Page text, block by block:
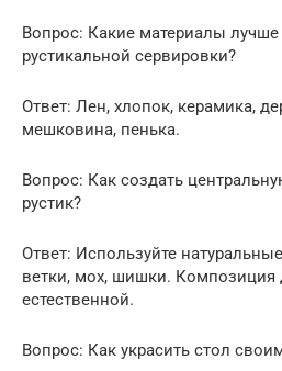
Вопрос: Какие материалы лучше
рустикальной сервировки?
Ответ: Лен, хлопок, керамика,
мешковина, пенька.
Вопрос: Как создать
рустик?
Ответ: Используйте
ветки, мох, шишки. Композиция
естественной.
Вопрос: Как украсить стол